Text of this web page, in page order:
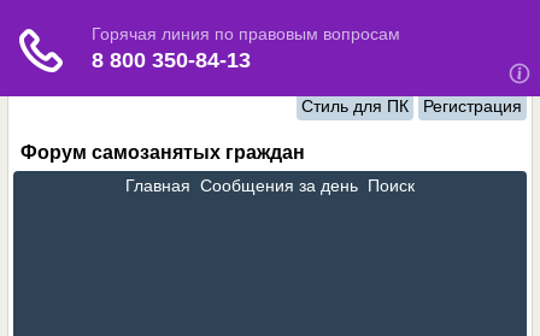
Стиль для ПК Регистрация
Форум самозанятых граждан
Главная Сообщения за день Поиск